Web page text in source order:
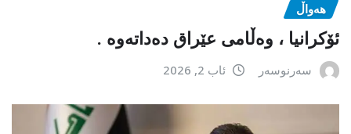
هەواڵ
ئۆکرانیا ، وەڵامی عێراق دەداتەوە .
سەرنوسەر ئاب 2, 2026